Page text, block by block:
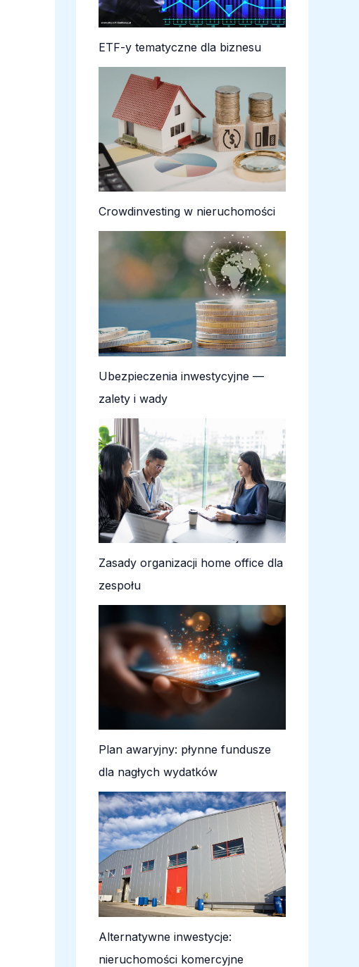
ETF-y tematyczne dla biznesu
Crowdinvesting w nieruchomości
Ubezpieczenia inwestycyjne —
zalety i wady
Zasady organizacji home office dla
zespołu
Plan awaryjny: płynne fundusze
dla nagłych wydatków
Alternatywne inwestycje:
nieruchomości komercyjne